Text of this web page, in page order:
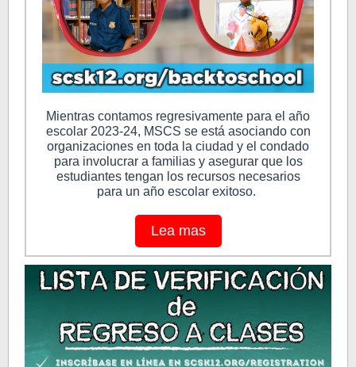
Mientras contamos regresivamente para el año
escolar 2023-24, MSCS se está asociando con
organizaciones en toda la ciudad y el condado
para involucrar a familias y asegurar que los
estudiantes tengan los recursos necesarios
para un año escolar exitoso.
Lea mas